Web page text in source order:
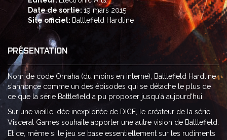
Date de sortie: 19 mars 2015
Site officiel: Battlefield Hardline
PRÉSENTATION
Nom de code Omaha (du moins en interne), Battlefield Hardline
s'annonce comme un des épisodes qui se détache le plus de
ce que la série Battlefield a pu proposer jusqu'à aujourd'hui.
Sur une vieille idée inexploitée de DICE, le créateur de la série,
Visceral Games souhaite apporter une autre vision de Battlefield.
Et ce, même si le jeu se base essentiellement sur les rudiments